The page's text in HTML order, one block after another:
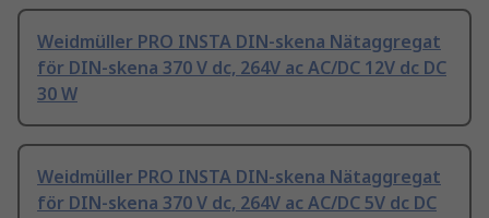
Weidmüller PRO INSTA DIN-skena Nätaggregat
för DIN-skena 370 V dc, 264V ac AC/DC 12V dc DC
30 W
Weidmüller PRO INSTA DIN-skena Nätaggregat
för DIN-skena 370 V dc, 264V ac AC/DC 5V dc DC